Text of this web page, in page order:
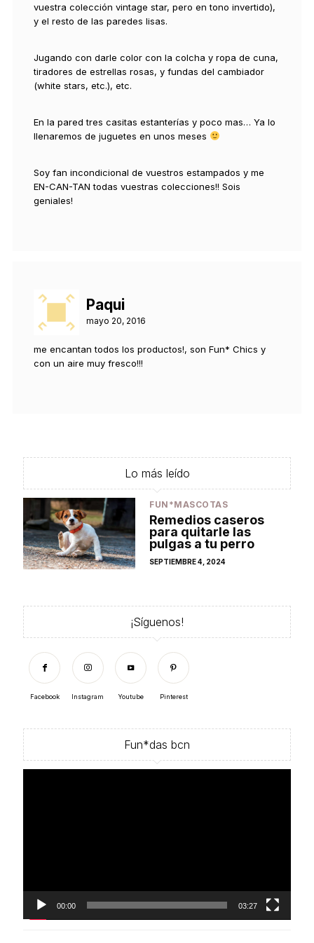
vuestra colección vintage star, pero en tono invertido),
y el resto de las paredes lisas.
Jugando con darle color con la colcha y ropa de cuna,
tiradores de estrellas rosas, y fundas del cambiador
(white stars, etc.), etc.
En la pared tres casitas estanterías y poco mas… Ya lo
llenaremos de juguetes en unos meses
Soy fan incondicional de vuestros estampados y me
EN-CAN-TAN todas vuestras colecciones!! Sois
geniales!
Paqui
mayo 20, 2016
me encantan todos los productos!, son Fun* Chics y
con un aire muy fresco!!!
Lo más leído
FUN*MASCOTAS
Remedios caseros
para quitarle las
pulgas a tu perro
POSTED
SEPTIEMBRE 4, 2024
¡Síguenos!
Facebook Instagram Youtube Pinterest
Fun*das bcn
00:00 03:27